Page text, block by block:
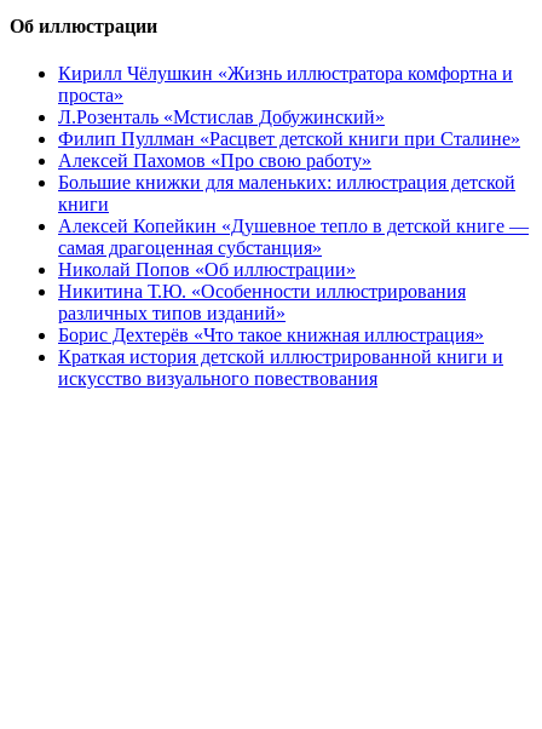
Об иллюстрации
Кирилл Чёлушкин «Жизнь иллюстратора комфортна и
проста»
Л.Розенталь «Мстислав Добужинский»
Филип Пуллман «Расцвет детской книги при Сталине»
Алексей Пахомов «Про свою работу»
Большие книжки для маленьких: иллюстрация детской
книги
Алексей Копейкин «Душевное тепло в детской книге —
самая драгоценная субстанция»
Николай Попов «Об иллюстрации»
Никитина Т.Ю. «Особенности иллюстрирования
различных типов изданий»
Борис Дехтерёв «Что такое книжная иллюстрация»
Краткая история детской иллюстрированной книги и
искусство визуального повествования